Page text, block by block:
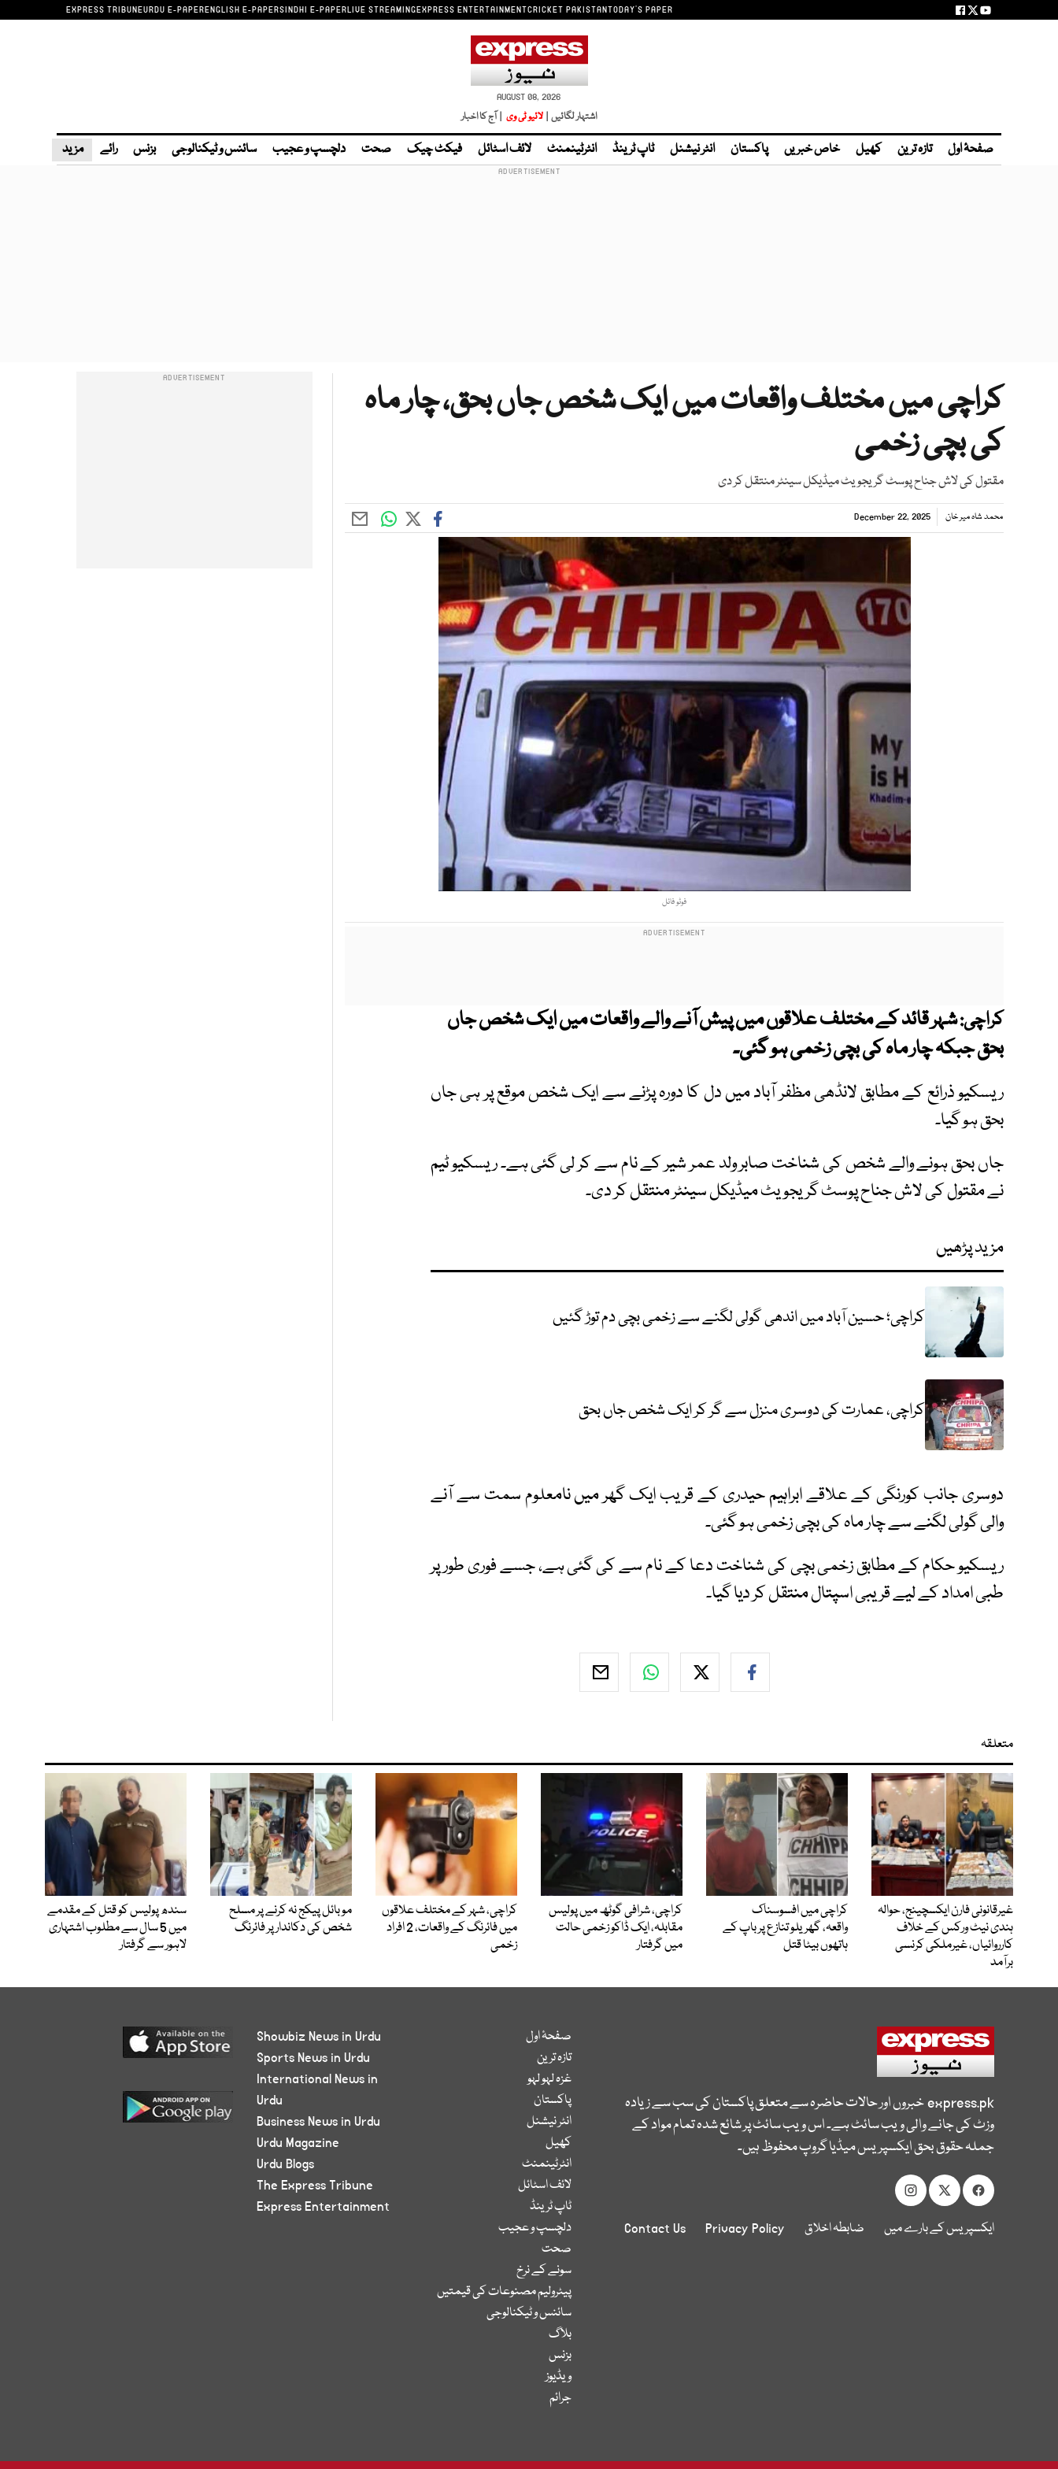
EXPRESS TRIBUNEURDU E-PAPERENGLISH E-PAPERSINDHI E-PAPERLIVE STREAMINGEXPRESS ENTERTAINMENTCRICKET PAKISTANTODAY'S PAPER
AUGUST 08, 2026
اشتہار لگائیں | لائیو ٹی وی | آج کا اخبار
صفحۂ اول تازہ ترین کھیل خاص خبریں پاکستان انٹر نیشنل ٹاپ ٹرینڈ انٹرٹینمنٹ لائف اسٹائل فیکٹ چیک صحت دلچسپ و عجیب سائنس و ٹیکنالوجی بزنس رائے مزید
کراچی میں مختلف واقعات میں ایک شخص جاں بحق، چار ماہ
کی بچی زخمی
مقتول کی لاش جناح پوسٹ گریجویٹ میڈیکل سینٹر منتقل کر دی
محمد شاہ میر خان December 22, 2025
فوٹو فائل
کراچی:شہر قائد کے مختلف علاقوں میں پیش آنے والے واقعات میں ایک شخص جاں
بحق جبکہ چار ماہ کی بچی زخمی ہو گئی۔
ریسکیو ذرائع کے مطابق لانڈھی مظفر آباد میں دل کا دورہ پڑنے سے ایک شخص موقع پر ہی جاں
بحق ہو گیا۔
جاں بحق ہونے والے شخص کی شناخت صابر ولد عمر شیر کے نام سے کر لی گئی ہے۔ ریسکیو ٹیم
نے مقتول کی لاش جناح پوسٹ گریجویٹ میڈیکل سینٹر منتقل کر دی۔
مزید پڑھیں
کراچی؛ حسین آباد میں اندھی گولی لگنے سے زخمی بچی دم توڑ گئیں
کراچی، عمارت کی دوسری منزل سے گر کر ایک شخص جاں بحق
دوسری جانب کورنگی کے علاقے ابراہیم حیدری کے قریب ایک گھر میں نامعلوم سمت سے آنے
والی گولی لگنے سے چار ماہ کی بچی زخمی ہو گئی۔
ریسکیو حکام کے مطابق زخمی بچی کی شناخت دعا کے نام سے کی گئی ہے، جسے فوری طور پر
طبی امداد کے لیے قریبی اسپتال منتقل کر دیا گیا۔
متعلقہ
غیرقانونی فارن ایکسچینج، حوالہ
ہندی نیٹ ورکس کے خلاف
کارروائیاں، غیرملکی کرنسی
برآمد
کراچی میں افسوسناک
واقعہ، گھریلو تنازع پر باپ کے
ہاتھوں بیٹا قتل
کراچی، شرافی گوٹھ میں پولیس
مقابلہ، ایک ڈاکو زخمی حالت
میں گرفتار
کراچی، شہر کے مختلف علاقوں
میں فائرنگ کے واقعات، 2 افراد
زخمی
موبائل پیکج نہ کرنے پر مسلح
شخص کی دکاندار پر فائرنگ
سندھ پولیس کو قتل کے مقدمے
میں 5 سال سے مطلوب اشتہاری
لاہور سے گرفتار
express.pkخبروں اور حالات حاضرہ سے متعلق پاکستان کی سب سے زیادہ
وزٹ کی جانے والی ویب سائٹ ہے۔ اس ویب سائٹ پر شائع شدہ تمام مواد کے
جملہ حقوق بحق ایکسپریس میڈیا گروپ محفوظ ہیں۔
ایکسپریس کے بارے میں ضابطہ اخلاق Privacy Policy
Contact Us
صفحۂ اول
تازہ ترین
غزہ لہو لہو
پاکستان
انٹر نیشنل
کھیل
انٹرٹینمنٹ
لائف اسٹائل
ٹاپ ٹرینڈ
دلچسپ و عجیب
صحت
سونے کے نرخ
پیٹرولیم مصنوعات کی قیمتیں
سائنس و ٹیکنالوجی
بلاگ
بزنس
ویڈیوز
جرائم
Showbiz News in Urdu
Sports News in Urdu
International News in
Urdu
Business News in Urdu
Urdu Magazine
Urdu Blogs
The Express Tribune
Express Entertainment